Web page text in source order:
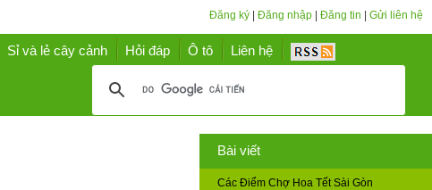
Đăng ký Đăng nhập Đăng tin Gửi liên hệ
Sỉ và lẻ cây cảnh Hỏi đáp Ô tô Liên hệ
Bài viết
Các Điểm Chợ Hoa Tết Sài Gòn